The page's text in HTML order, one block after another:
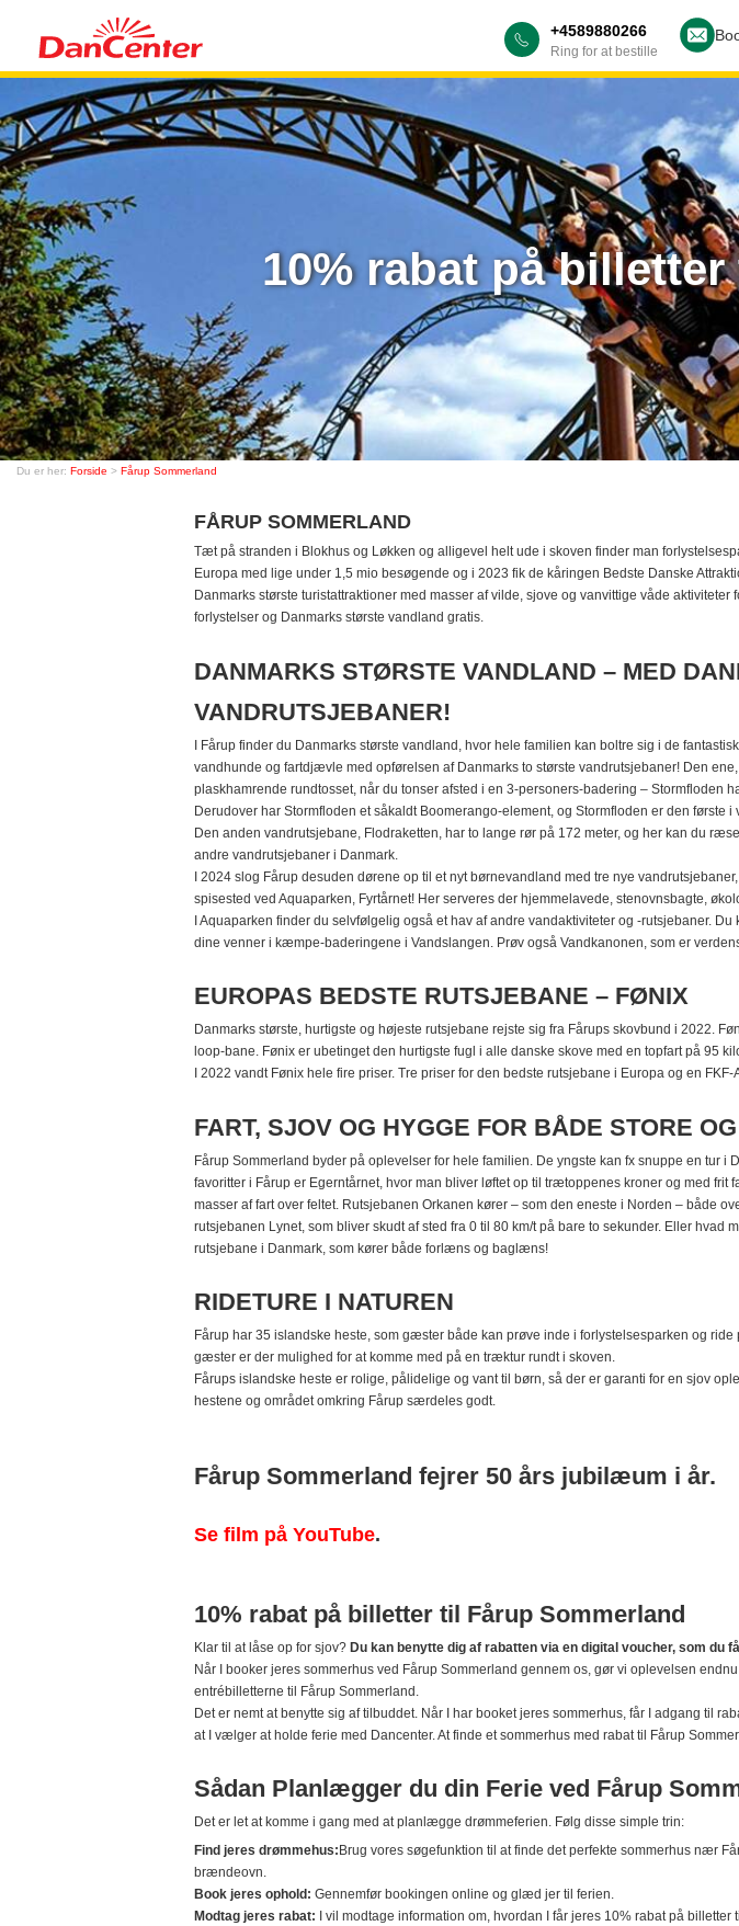
+4589880266
Ring for at bestille
10% rabat på
Du er her: Forside > Fårup Sommerland
FÅRUP SOMMERLAND
Tæt på stranden i Blokhus og Løkken og alligevel helt ude i skoven finder man
Europa med lige under 1,5 mio besøgende og i 2023 fik de kåringen Bedste Danske
Danmarks største turistattraktioner med masser af vilde, sjove og vanvittige våde
forlystelser og Danmarks største vandland gratis.
DANMARKS STØRSTE VANDLAND – MED
VANDRUTSJEBANER!
I Fårup finder du Danmarks største vandland, hvor hele familien kan boltre sig i de
vandhunde og fartdjævle med opførelsen af Danmarks to største vandrutsjebaner! Den
plaskhamrende rundtosset, når du tonser afsted i en 3-personers-badering – Stormfloden
Derudover har Stormfloden et såkaldt Boomerango-element, og Stormfloden er den første
Den anden vandrutsjebane, Flodraketten, har to lange rør på 172 meter, og her kan du
andre vandrutsjebaner i Danmark.
I 2024 slog Fårup desuden dørene op til et nyt børnevandland med tre nye
spisested ved Aquaparken, Fyrtårnet! Her serveres der hjemmelavede, stenovnsbagte,
I Aquaparken finder du selvfølgelig også et hav af andre vandaktiviteter og -rutsjebaner.
dine venner i kæmpe-baderingene i Vandslangen. Prøv også Vandkanonen, som er
EUROPAS BEDSTE RUTSJEBANE – FØNIX
Danmarks største, hurtigste og højeste rutsjebane rejste sig fra Fårups skovbund i 2022.
loop-bane. Fønix er ubetinget den hurtigste fugl i alle danske skove med en topfart på 95
I 2022 vandt Fønix hele fire priser. Tre priser for den bedste rutsjebane i Europa og en FKF-
FART, SJOV OG HYGGE FOR BÅDE STORE
Fårup Sommerland byder på oplevelser for hele familien. De yngste kan fx snuppe en tur
favoritter i Fårup er Egerntårnet, hvor man bliver løftet op til trætoppenes kroner og med
masser af fart over feltet. Rutsjebanen Orkanen kører – som den eneste i Norden – både
rutsjebanen Lynet, som bliver skudt af sted fra 0 til 80 km/t på bare to sekunder. Eller
rutsjebane i Danmark, som kører både forlæns og baglæns!
RIDETURE I NATUREN
Fårup har 35 islandske heste, som gæster både kan prøve inde i forlystelsesparken og
gæster er der mulighed for at komme med på en træktur rundt i skoven.
Fårups islandske heste er rolige, pålidelige og vant til børn, så der er garanti for en sjov
hestene og området omkring Fårup særdeles godt.
Fårup Sommerland fejrer 50 års jubilæum i år.
Se film på YouTube.
10% rabat på billetter til Fårup Sommerland
Klar til at låse op for sjov? Du kan benytte dig af rabatten via en digital voucher, som du
Når I booker jeres sommerhus ved Fårup Sommerland gennem os, gør vi oplevelsen
entrébilletterne til Fårup Sommerland.
Det er nemt at benytte sig af tilbuddet. Når I har booket jeres sommerhus, får I adgang til
at I vælger at holde ferie med Dancenter. At finde et sommerhus med rabat til Fårup
Sådan Planlægger du din Ferie ved Fårup
Det er let at komme i gang med at planlægge drømmeferien. Følg disse simple trin:
Find jeres drømmehus: Brug vores søgefunktion til at finde det perfekte sommerhus nær
brændeovn.
Book jeres ophold: Gennemfør bookingen online og glæd jer til ferien.
Modtag jeres rabat: I vil modtage information om, hvordan I får jeres 10% rabat på billetter